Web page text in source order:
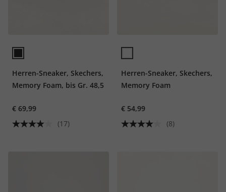
Herren-Sneaker, Skechers,
Memory Foam, bis Gr. 48,5
€ 69,99
(17)
Herren-Sneaker, Skechers,
Memory Foam
€ 54,99
(8)